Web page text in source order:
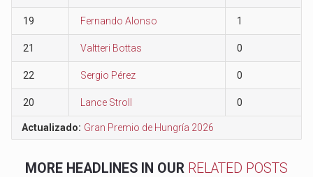
19 Fernando Alonso 1
21 Valtteri Bottas 0
22 Sergio Pérez 0
20 Lance Stroll 0
Actualizado: Gran Premio de Hungría 2026
MORE HEADLINES IN OUR RELATED POSTS